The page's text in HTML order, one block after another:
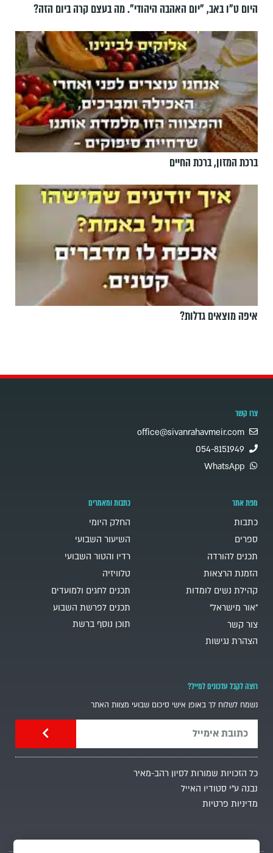
היום ט"ו באב, ”יום האהבה היהודי". מה בעצם קרה ביום הזה?
ברכת המזון, ברכת החיים
איפה מוצאים גדלות?
צרו קשר
office@sivanrahavmeir.com
054-8151949
WhatsApp
מפת אתר
כתבות
ספרים
תכנים להורדה
הזמנת הרצאות
קהילת נשים לומדות
"אור מישראל"
צור קשר
הצהרת נגישות
כתבות ומאמרים
החלק היומי
השיעור השבועי
רדיו והטור השבועי
טלוויזיה
תכנים לחגים ולמועדים
תכנים לפרשת השבוע
תוכן נוסף ברשת
רוצה לקבל עדכונים למייל?
נשמח לשלוח לך באופן אישי סיכום שבועי מצוות האתר
כל הזכויות שמורות לסיון רהב-מאיר
נבנה ע"י סטודיו האייל
מדיניות פרטיות